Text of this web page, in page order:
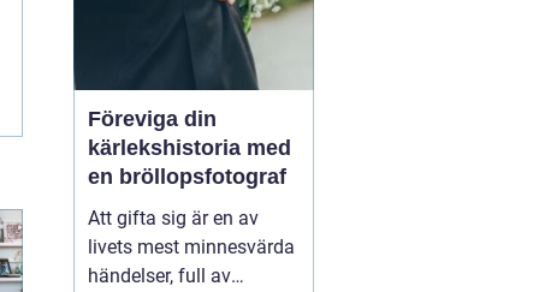
Föreviga din
kärlekshistoria med
en bröllopsfotograf
Att gifta sig är en av
livets mest minnesvärda
händelser, full av